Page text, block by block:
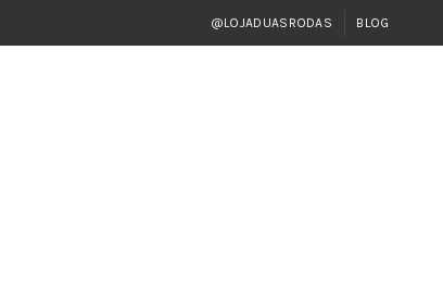
@LOJADUASRODAS BLOG